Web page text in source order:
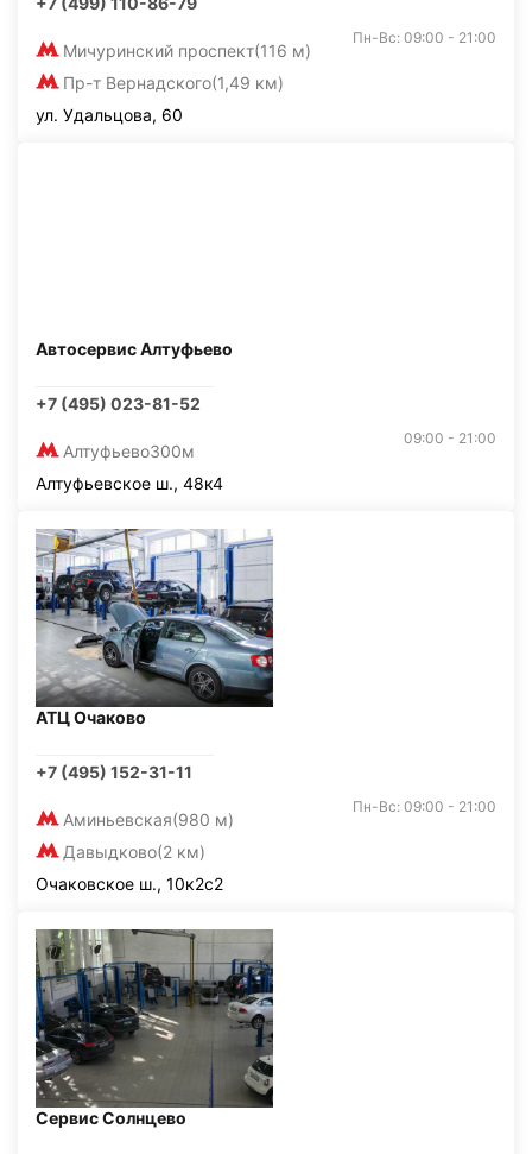
Мичуринский проспект(116 м)
Пр-т Вернадского(1,49 км)
Пн-Вс: 09:00 - 21:00
ул. Удальцова, 60
Автосервис Алтуфьево
+7 (495) 023-81-52
Алтуфьево300м
09:00 - 21:00
Алтуфьевское ш., 48к4
АТЦ Очаково
+7 (495) 152-31-11
Аминьевская(980 м)
Давыдково(2 км)
Пн-Вс: 09:00 - 21:00
Очаковское ш., 10к2с2
Сервис Солнцево